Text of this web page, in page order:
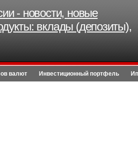
- новости, новые
вклады (депозиты),
валют Инвестиционный портфель